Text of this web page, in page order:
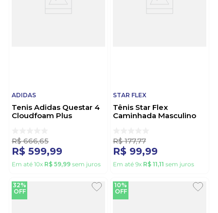
ADIDAS
Tenis Adidas Questar 4
Cloudfoam Plus
R$ 666,65
R$ 599,99
Em até 10x R$ 59,99 sem juros
STAR FLEX
Tênis Star Flex
Caminhada Masculino
R$ 177,77
R$ 99,99
Em até 9x R$ 11,11 sem juros
32%
OFF
10%
OFF